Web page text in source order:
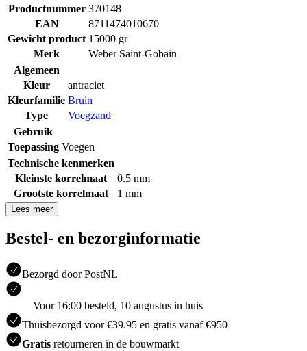
Productnummer 370148
EAN
8711474010670
Gewicht product 15000 gr
Merk
Weber Saint-Gobain
Algemeen
Kleur
antraciet
Kleurfamilie Bruin
Type
Voegzand
Gebruik
Toepassing Voegen
Technische kenmerken
Kleinste korrelmaat
0.5 mm
Grootste korrelmaat
1 mm
Lees meer
Bestel- en bezorginformatie
Bezorgd door PostNL
Voor 16:00 besteld, 10 augustus in huis
Thuisbezorgd voor €39.95 en gratis vanaf €950
Gratis retourneren in de bouwmarkt